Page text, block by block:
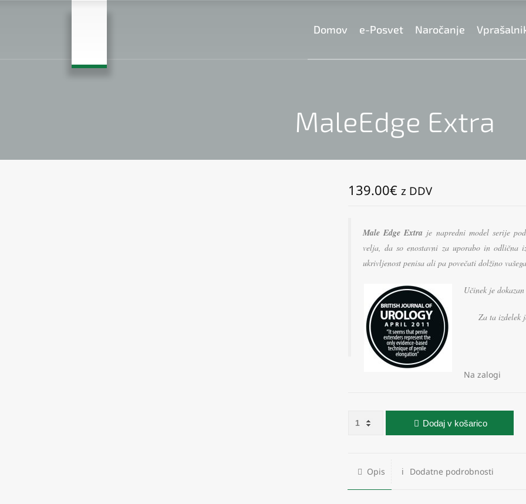
Domov e-Posvet Naročanje
MaleEdge Extra
139.00€ z DDV
Male Edge Extra je napredni model serije
velja, da so enostavni za uporabo in odlična
ukrivljenost penisa ali pa povečati dolžino
Učinek je
Za ta izdelek
Na zalogi
MaleEdge Extra količinaDodaj v košarico
Opis Dodatne podrobnosti